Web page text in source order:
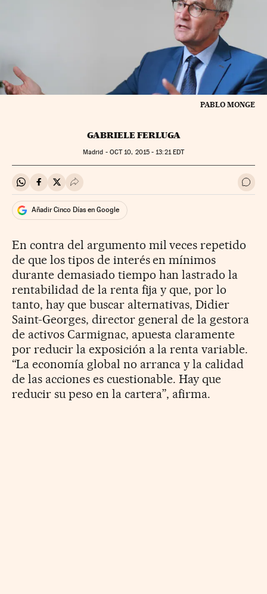
PABLO MONGE
GABRIELE FERLUGA
Madrid - OCT10, 2015 - 13:21EDT
Compartir en Whatsapp
Compartir en Facebook
Compartir en Twitter
Desplegar Redes Sociales Ir a
Añadir Cinco Días en Google
En contra del argumento mil veces repetido
de que los tipos de interés en mínimos
durante demasiado tiempo han lastrado la
rentabilidad de la renta fija y que, por lo
tanto, hay que buscar alternativas, Didier
Saint-Georges, director general de la gestora
de activos Carmignac, apuesta claramente
por reducir la exposición a la renta variable.
“La economía global no arranca y la calidad
de las acciones es cuestionable. Hay que
reducir su peso en la cartera”, afirma.